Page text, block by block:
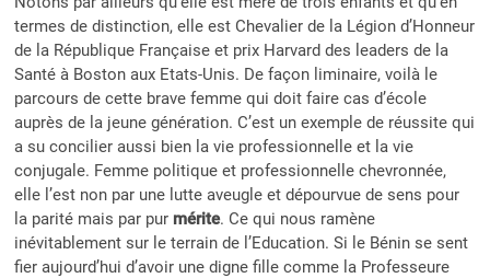
termes de distinction, elle est Chevalier de la Légion d’Honneur
de la République Française et prix Harvard des leaders de la
Santé à Boston aux Etats-Unis. De façon liminaire, voilà le
parcours de cette brave femme qui doit faire cas d’école
auprès de la jeune génération. C’est un exemple de réussite qui
a su concilier aussi bien la vie professionnelle et la vie
conjugale. Femme politique et professionnelle chevronnée,
elle l’est non par une lutte aveugle et dépourvue de sens pour
la parité mais par pur mérite. Ce qui nous ramène
inévitablement sur le terrain de l’Education. Si le Bénin se sent
fier aujourd’hui d’avoir une digne fille comme la Professeure